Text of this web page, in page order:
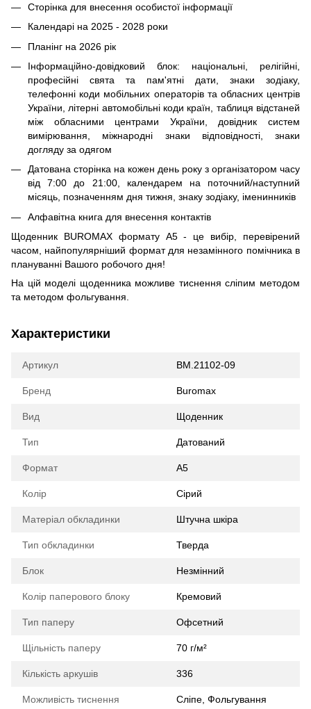
Сторінка для внесення особистої інформації
Календарі на 2025 - 2028 роки
Планінг на 2026 рік
Інформаційно-довідковий блок: національні, релігійні,
професійні свята та пам'ятні дати, знаки зодіаку,
телефонні коди мобільних операторів та обласних центрів
України, літерні автомобільні коди країн, таблиця відстаней
між обласними центрами України, довідник систем
вимірювання, міжнародні знаки відповідності, знаки
догляду за одягом
Датована сторінка на кожен день року з організатором часу
від 7:00 до 21:00, календарем на поточний/наступний
місяць, позначенням дня тижня, знаку зодіаку, іменинників
Алфавітна книга для внесення контактів
Щоденник BUROMAX формату А5 - це вибір, перевірений
часом, найпопулярніший формат для незамінного помічника в
плануванні Вашого робочого дня!
На цій моделі щоденника можливе тиснення сліпим методом
та методом фольгування.
Характеристики
Артикул BM.21102-09
Бренд Buromax
Вид Щоденник
Тип Датований
Формат А5
Колір Сірий
Матеріал обкладинки Штучна шкіра
Тип обкладинки Тверда
Блок Незмінний
Колір паперового блоку Кремовий
Тип паперу Офсетний
Щільність паперу 70 г/м²
Кількість аркушів 336
Можливість тиснення Сліпе, Фольгування